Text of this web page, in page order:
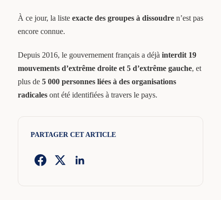
À ce jour, la liste exacte des groupes à dissoudren’est pas
encore connue.
Depuis 2016, le gouvernement français a déjà interdit 19
mouvements d’extrême droite et 5 d’extrême gauche, et
plus de 5 000 personnes liées à des organisations
radicalesont été identifiées à travers le pays.
PARTAGER CET ARTICLE